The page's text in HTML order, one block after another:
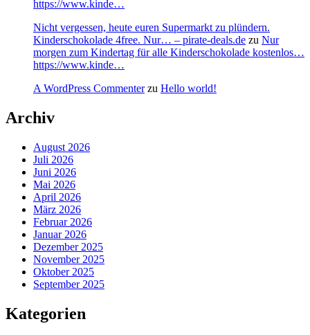
https://www.kinde…
Nicht vergessen, heute euren Supermarkt zu plündern.
Kinderschokolade 4free. Nur… – pirate-deals.de zu Nur
morgen zum Kindertag für alle Kinderschokolade kostenlos…
https://www.kinde…
A WordPress Commenterzu Hello world!
Archiv
August 2026
Juli 2026
Juni 2026
Mai 2026
April 2026
März 2026
Februar 2026
Januar 2026
Dezember 2025
November 2025
Oktober 2025
September 2025
Kategorien